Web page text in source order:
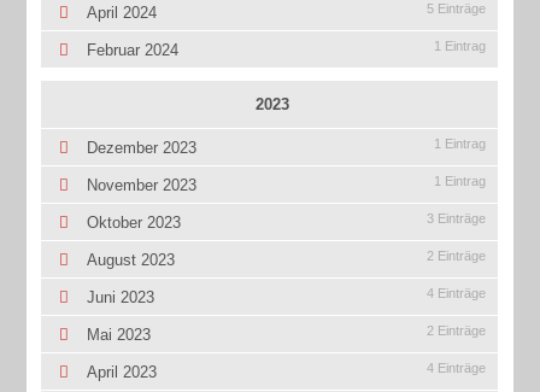
April 2024 5 Einträge
Februar 2024 1 Eintrag
2023
Dezember 2023 1 Eintrag
November 2023 1 Eintrag
Oktober 2023 3 Einträge
August 2023 2 Einträge
Juni 2023 4 Einträge
Mai 2023 2 Einträge
April 2023 4 Einträge